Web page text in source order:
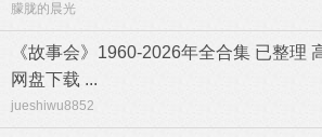
朦胧的晨光
《故事会》1960-2026年全合集 已整理
网盘下载 ...
jueshiwu8852